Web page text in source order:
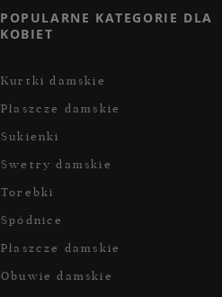
POPULARNE KATEGORIE DLA
KOBIET
Kurtki damskie
Płaszcze damskie
Sukienki
Swetry damskie
Torebki
Spódnice
Płaszcze damskie
Obuwie damskie